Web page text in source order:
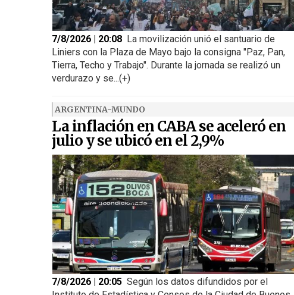
7/8/2026 | 20:08 La movilización unió el santuario de
Liniers con la Plaza de Mayo bajo la consigna "Paz, Pan,
Tierra, Techo y Trabajo". Durante la jornada se realizó un
verdurazo y se...(+)
ARGENTINA-MUNDO
La inflación en CABA se aceleró en
julio y se ubicó en el 2,9%
7/8/2026 | 20:05 Según los datos difundidos por el